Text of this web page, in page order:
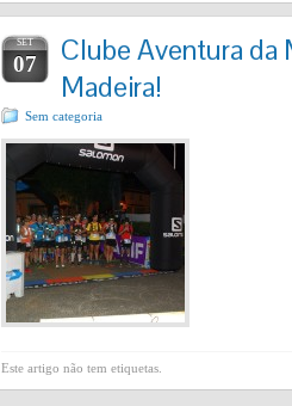
SET
07
Clube Aventura da
Madeira!
Sem categoria
Este artigo não tem etiquetas.